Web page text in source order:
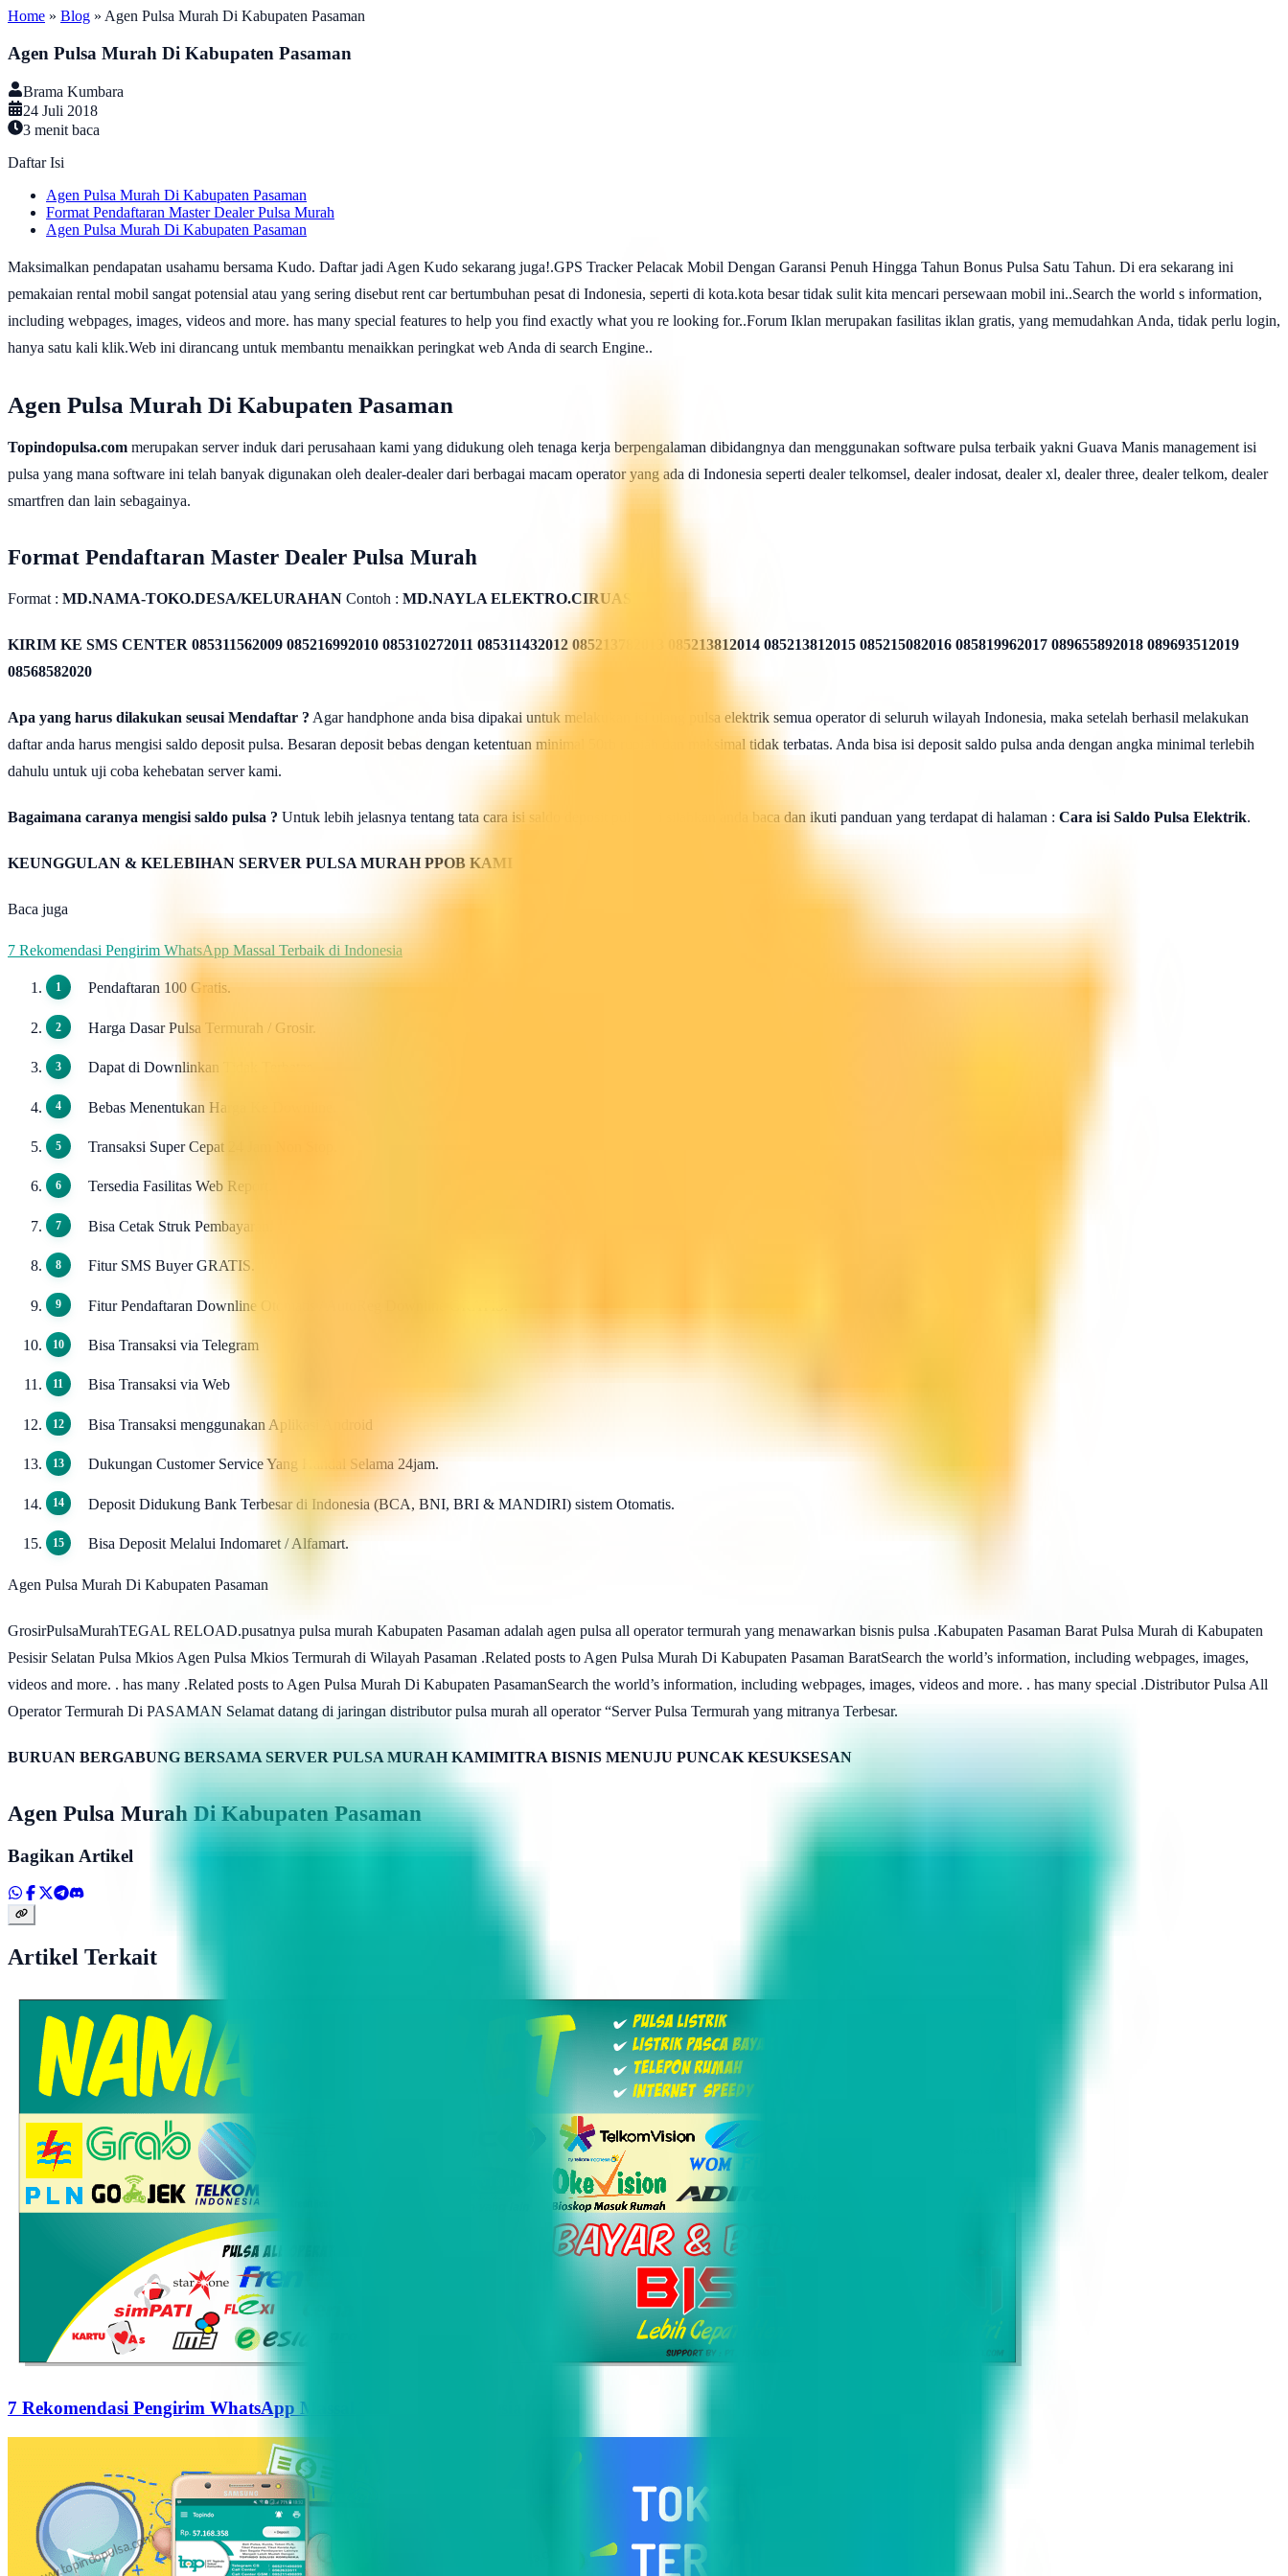
Home » Blog » Agen Pulsa Murah Di Kabupaten Pasaman
Agen Pulsa Murah Di Kabupaten Pasaman
Brama Kumbara
24 Juli 2018
3 menit baca
Daftar Isi
Agen Pulsa Murah Di Kabupaten Pasaman
Format Pendaftaran Master Dealer Pulsa Murah
Agen Pulsa Murah Di Kabupaten Pasaman
Maksimalkan pendapatan usahamu bersama Kudo. Daftar jadi Agen Kudo sekarang juga!.GPS Tracker Pelacak Mobil Dengan Garansi Penuh Hingga Tahun Bonus Pulsa Satu Tahun. Di era sekarang ini
pemakaian rental mobil sangat potensial atau yang sering disebut rent car bertumbuhan pesat di Indonesia, seperti di kota.kota besar tidak sulit kita mencari persewaan mobil ini..Search the world s information,
including webpages, images, videos and more. has many special features to help you find exactly what you re looking for..Forum Iklan merupakan fasilitas iklan gratis, yang memudahkan Anda, tidak perlu login,
hanya satu kali klik.Web ini dirancang untuk membantu menaikkan peringkat web Anda di search Engine..
Agen Pulsa Murah Di Kabupaten Pasaman
Topindopulsa.com merupakan server induk dari perusahaan kami yang didukung oleh tenaga kerja berpengalaman dibidangnya dan menggunakan software pulsa terbaik yakni Guava Manis management isi
pulsa yang mana software ini telah banyak digunakan oleh dealer-dealer dari berbagai macam operator yang ada di Indonesia seperti dealer telkomsel, dealer indosat, dealer xl, dealer three, dealer telkom, dealer
smartfren dan lain sebagainya.
Format Pendaftaran Master Dealer Pulsa Murah
Format : MD.NAMA-TOKO.DESA/KELURAHAN Contoh : MD.NAYLA ELEKTRO.CIRUAS
KIRIM KE SMS CENTER 085311562009 085216992010 085310272011 085311432012 085213782013 085213812014 085213812015 085215082016 085819962017 089655892018 089693512019
08568582020
Apa yang harus dilakukan seusai Mendaftar ? Agar handphone anda bisa dipakai untuk melakukan isi ulang pulsa elektrik semua operator di seluruh wilayah Indonesia, maka setelah berhasil melakukan
daftar anda harus mengisi saldo deposit pulsa. Besaran deposit bebas dengan ketentuan minimal 50rb rupiah dan maksimal tidak terbatas. Anda bisa isi deposit saldo pulsa anda dengan angka minimal terlebih
dahulu untuk uji coba kehebatan server kami.
Bagaimana caranya mengisi saldo pulsa ? Untuk lebih jelasnya tentang tata cara isi saldo deposit pulsa ini silahkan anda baca dan ikuti panduan yang terdapat di halaman : Cara isi Saldo Pulsa Elektrik.
KEUNGGULAN & KELEBIHAN SERVER PULSA MURAH PPOB KAMI
Baca juga
7 Rekomendasi Pengirim WhatsApp Massal Terbaik di Indonesia
Pendaftaran 100 Gratis.
Harga Dasar Pulsa Termurah / Grosir.
Dapat di Downlinkan Tidak Terbatas.
Bebas Menentukan Harga Ke Downline.
Transaksi Super Cepat 24 Jam Non Stop.
Tersedia Fasilitas Web Report.
Bisa Cetak Struk Pembayaran.
Fitur SMS Buyer GRATIS.
Fitur Pendaftaran Downline Otomatis / AutoReg Downline GRATIS.
Bisa Transaksi via Telegram
Bisa Transaksi via Web
Bisa Transaksi menggunakan Aplikasi Android
Dukungan Customer Service Yang Handal Selama 24jam.
Deposit Didukung Bank Terbesar di Indonesia (BCA, BNI, BRI & MANDIRI) sistem Otomatis.
Bisa Deposit Melalui Indomaret / Alfamart.
Agen Pulsa Murah Di Kabupaten Pasaman
GrosirPulsaMurahTEGAL RELOAD.pusatnya pulsa murah Kabupaten Pasaman adalah agen pulsa all operator termurah yang menawarkan bisnis pulsa .Kabupaten Pasaman Barat Pulsa Murah di Kabupaten
Pesisir Selatan Pulsa Mkios Agen Pulsa Mkios Termurah di Wilayah Pasaman .Related posts to Agen Pulsa Murah Di Kabupaten Pasaman BaratSearch the world’s information, including webpages, images,
videos and more. . has many .Related posts to Agen Pulsa Murah Di Kabupaten PasamanSearch the world’s information, including webpages, images, videos and more. . has many special .Distributor Pulsa All
Operator Termurah Di PASAMAN Selamat datang di jaringan distributor pulsa murah all operator “Server Pulsa Termurah yang mitranya Terbesar.
BURUAN BERGABUNG BERSAMA SERVER PULSA MURAH KAMIMITRA BISNIS MENUJU PUNCAK KESUKSESAN
Agen Pulsa Murah Di Kabupaten Pasaman
Bagikan Artikel
Artikel Terkait
7 Rekomendasi Pengirim WhatsApp Massal Terbaik di Indonesia